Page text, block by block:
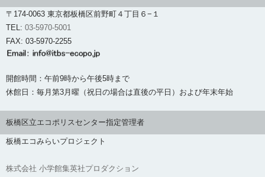
〒174-0063 東京都板橋区前野町４丁目６−１
TEL: 03-5970-5001
FAX: 03-5970-2255
開館時間：午前9時から午後5時まで
休館日：毎月第3月曜（祝日の場合は直後の平日）および年末年始
板橋区立エコポリスセンター指定管理者
板橋エコみらいプロジェクト
株式会社 小学館集英社プロダクション